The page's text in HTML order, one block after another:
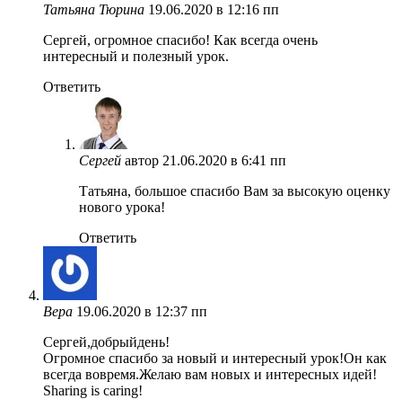
Татьяна Тюрина 19.06.2020 в 12:16 пп
Сергей, огромное спасибо! Как всегда очень
интересный и полезный урок.
Ответить
Сергей автор 21.06.2020 в 6:41 пп
Татьяна, большое спасибо Вам за высокую оценку
нового урока!
Ответить
Вера 19.06.2020 в 12:37 пп
Сергей,добрыйдень!
Огромное спасибо за новый и интересный урок!Он как
всегда вовремя.Желаю вам новых и интересных идей!
Sharing is caring!